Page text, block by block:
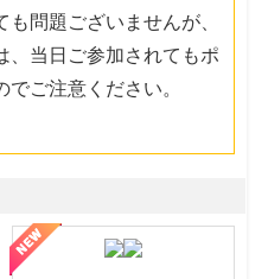
問題ございませんが、
、当日ご参加されてもポ
ご注意ください。